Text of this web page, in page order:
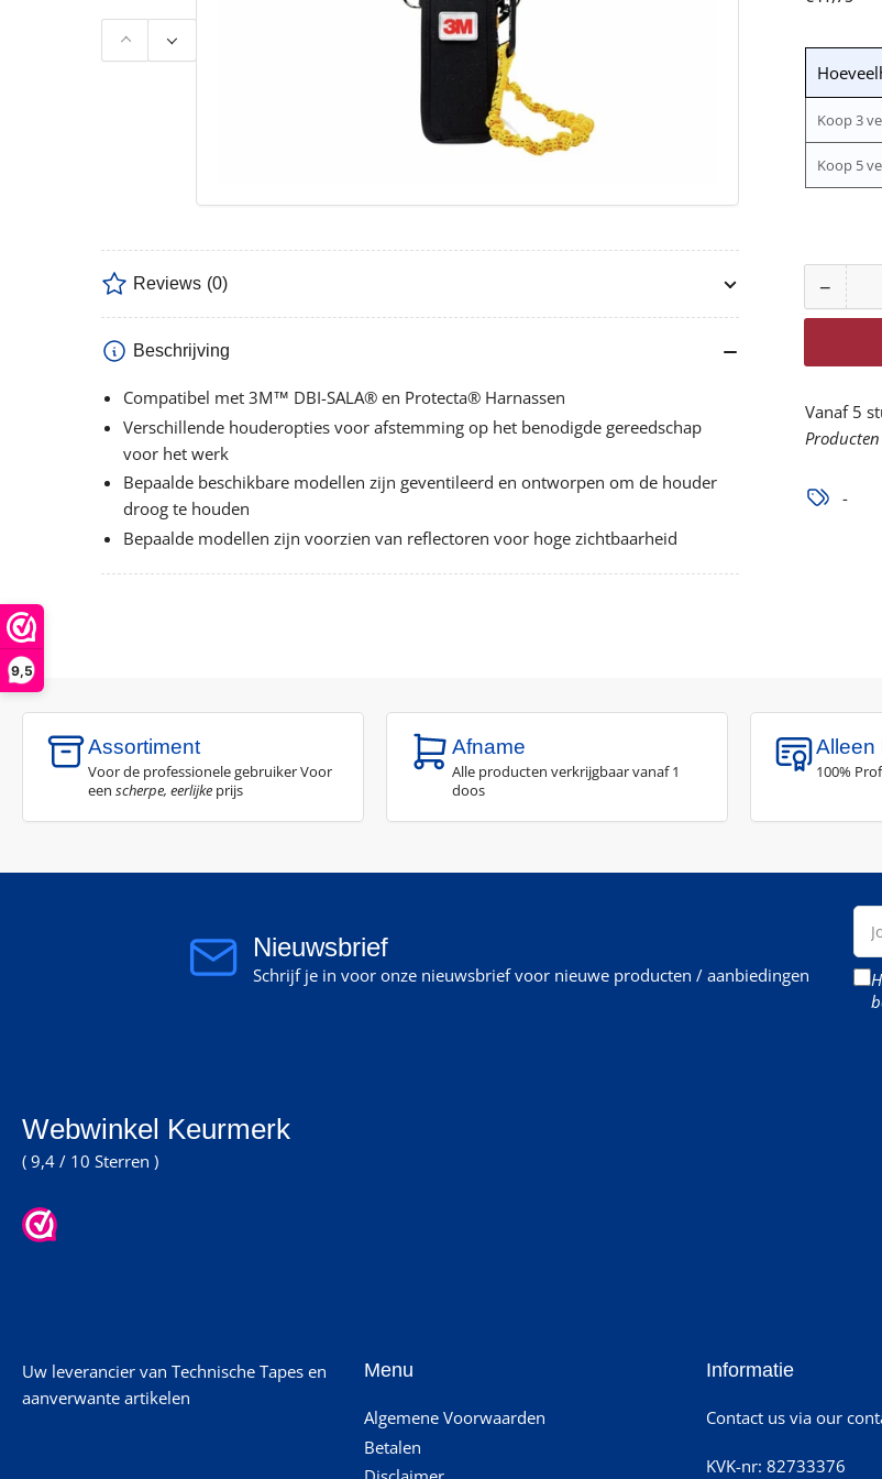
9,5
Vorige
dia
Volgende
dia
Koop 3
Koop 5
−Aantal
voor
Aantal
Vanaf 5
-
Reviews (0)
Beschrijving
Compatibel met 3M™ DBI-SALA® en Protecta® Harnassen
Verschillende houderopties voor afstemming op het benodigde gereedschap
voor het werk
Bepaalde beschikbare modellen zijn geventileerd en ontworpen om de houder
droog te houden
Bepaalde modellen zijn voorzien van reflectoren voor hoge zichtbaarheid
Assortiment
Voor de professionele gebruiker Voor
een scherpe, eerlijke prijs
Afname
Alle producten verkrijgbaar vanaf 1
doos
Alleen
100%
Nieuwsbrief
Schrijf je in voor onze nieuwsbrief voor nieuwe producten / aanbiedingen
Jouw
Webwinkel Keurmerk
( 9,4 / 10 Sterren )
Uw leverancier van Technische Tapes en
aanverwante artikelen
Menu
Algemene Voorwaarden
Betalen
Informatie
Contact us via our
KVK-nr: 82733376